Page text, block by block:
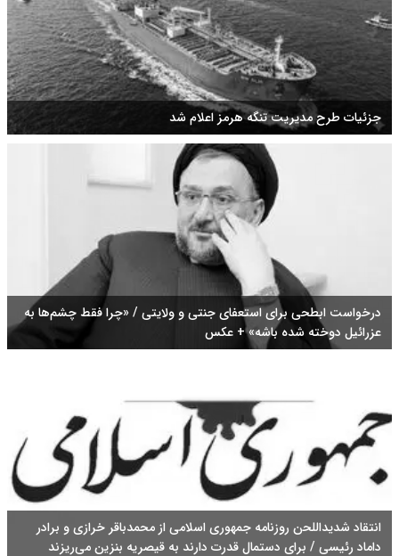
جزئیات طرح مدیریت تنگه هرمز اعلام شد
درخواست ابطحی برای استعفای جنتی و ولایتی / «چرا فقط چشم‌ها به
عزرائیل دوخته شده باشه» + عکس
انتقاد شدید‌اللحن روزنامه جمهوری اسلامی از محمدباقر خرازی و برادر
داماد رئیسی / برای دستمال قدرت دارند به قیصریه بنزین می‌ریزند